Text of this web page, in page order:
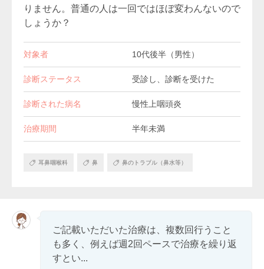
りません。普通の人は一回ではほぼ変わんないので
しょうか？
対象者 10代後半（男性）
診断ステータス 受診し、診断を受けた
診断された病名 慢性上咽頭炎
治療期間 半年未満
耳鼻咽喉科 鼻 鼻のトラブル（鼻水等）
ご記載いただいた治療は、複数回行うこと
も多く、例えば週2回ペースで治療を繰り返
すとい...